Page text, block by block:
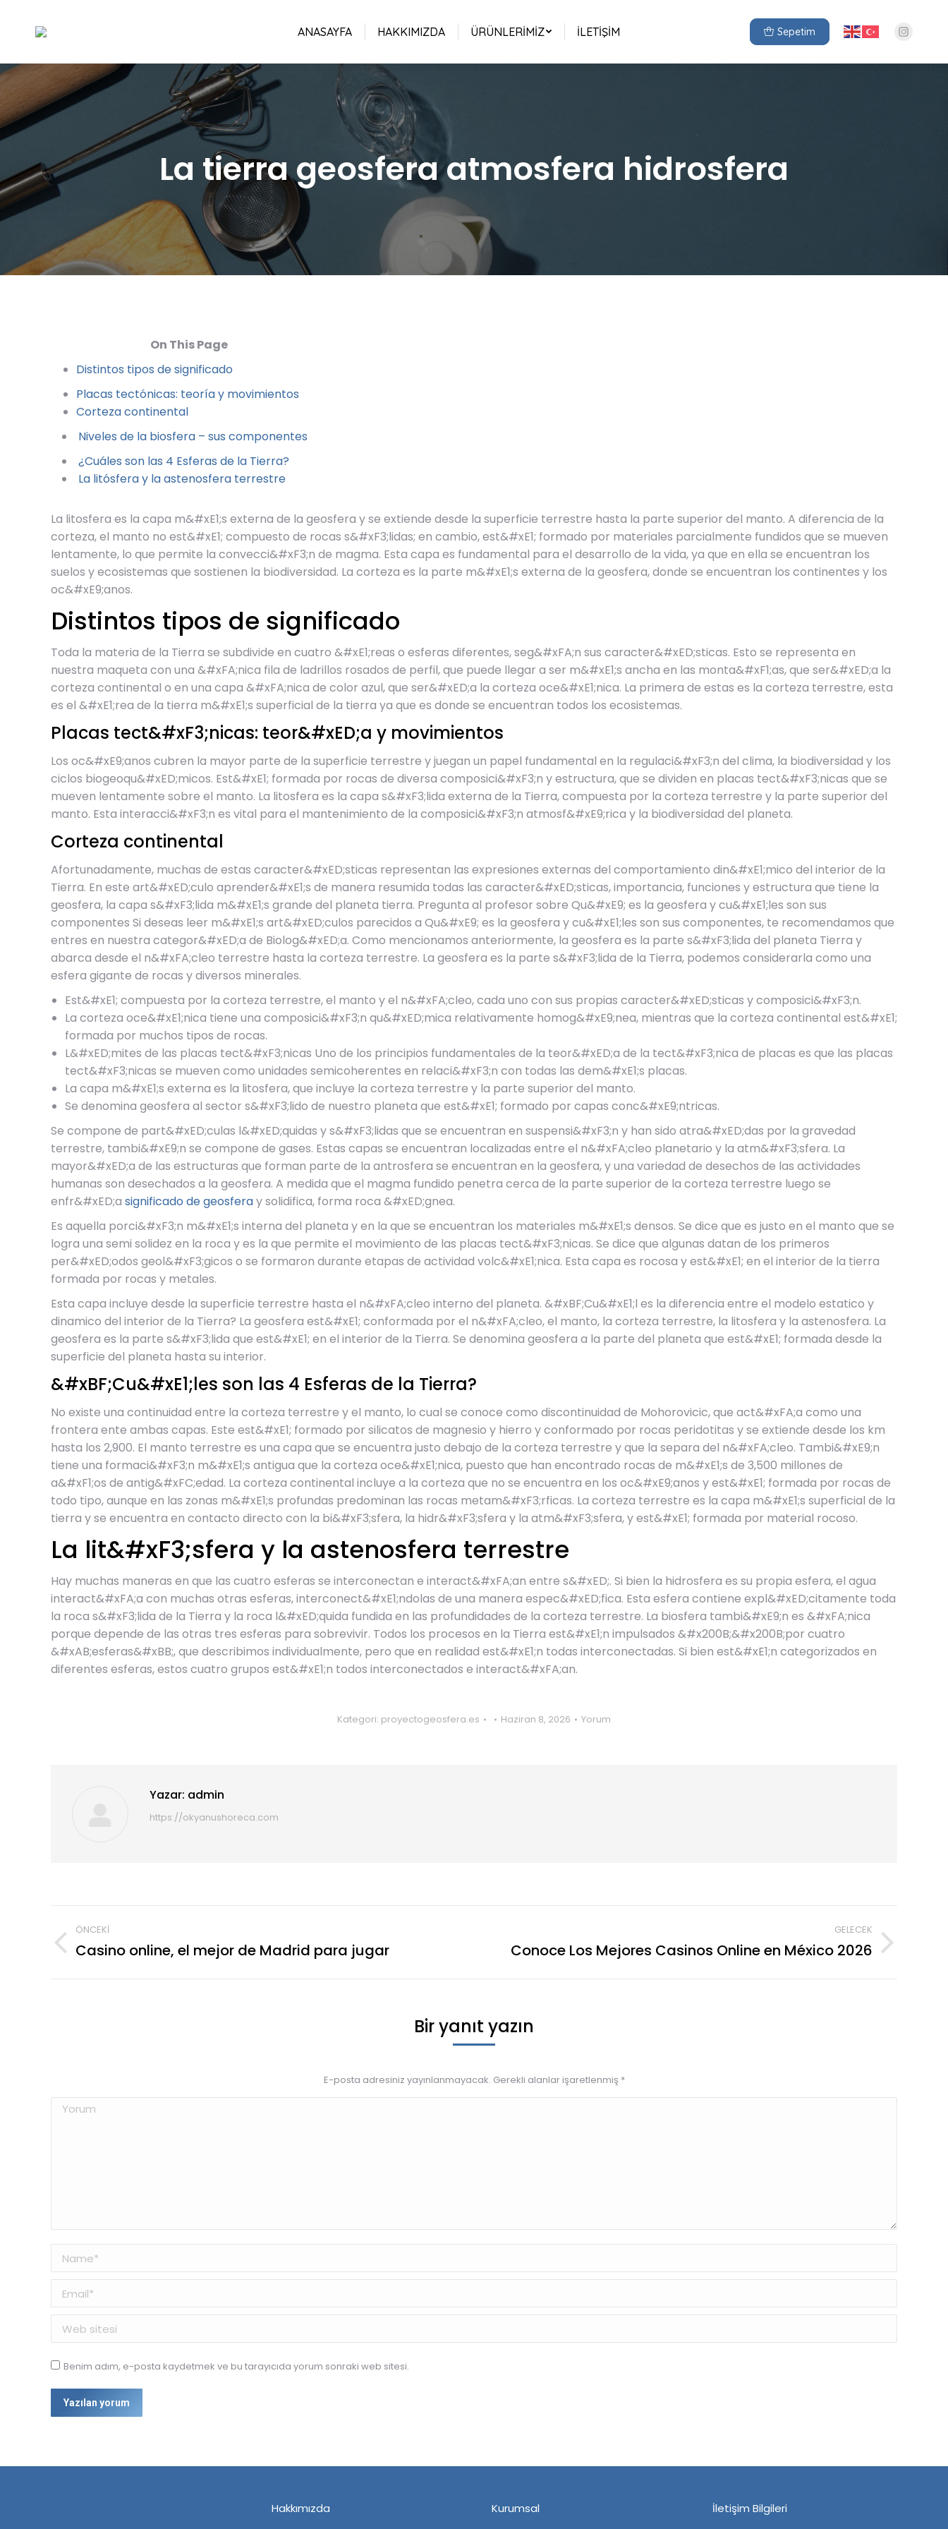
ANASAYFA HAKKIMIZDA ÜRÜNLERIMIZ İLETIŞIM Sepetim
La tierra geosfera atmosfera hidrosfera
On This Page
Distintos tipos de significado
Placas tectónicas: teoría y movimientos
Corteza continental
Niveles de la biosfera – sus componentes
¿Cuáles son las 4 Esferas de la Tierra?
La litósfera y la astenosfera terrestre
La litosfera es la capa m&#xE1;s externa de la geosfera y se extiende desde la superficie terrestre hasta la parte superior del manto. A diferencia de la
corteza, el manto no est&#xE1; compuesto de rocas s&#xF3;lidas; en cambio, est&#xE1; formado por materiales parcialmente fundidos que se mueven
lentamente, lo que permite la convecci&#xF3;n de magma. Esta capa es fundamental para el desarrollo de la vida, ya que en ella se encuentran los
suelos y ecosistemas que sostienen la biodiversidad. La corteza es la parte m&#xE1;s externa de la geosfera, donde se encuentran los continentes y los
oc&#xE9;anos.
Distintos tipos de significado
Toda la materia de la Tierra se subdivide en cuatro &#xE1;reas o esferas diferentes, seg&#xFA;n sus caracter&#xED;sticas. Esto se representa en
nuestra maqueta con una &#xFA;nica fila de ladrillos rosados de perfil, que puede llegar a ser m&#xE1;s ancha en las monta&#xF1;as, que ser&#xED;a la
corteza continental o en una capa &#xFA;nica de color azul, que ser&#xED;a la corteza oce&#xE1;nica. La primera de estas es la corteza terrestre, esta
es el &#xE1;rea de la tierra m&#xE1;s superficial de la tierra ya que es donde se encuentran todos los ecosistemas.
Placas tect&#xF3;nicas: teor&#xED;a y movimientos
Los oc&#xE9;anos cubren la mayor parte de la superficie terrestre y juegan un papel fundamental en la regulaci&#xF3;n del clima, la biodiversidad y los
ciclos biogeoqu&#xED;micos. Est&#xE1; formada por rocas de diversa composici&#xF3;n y estructura, que se dividen en placas tect&#xF3;nicas que se
mueven lentamente sobre el manto. La litosfera es la capa s&#xF3;lida externa de la Tierra, compuesta por la corteza terrestre y la parte superior del
manto. Esta interacci&#xF3;n es vital para el mantenimiento de la composici&#xF3;n atmosf&#xE9;rica y la biodiversidad del planeta.
Corteza continental
Afortunadamente, muchas de estas caracter&#xED;sticas representan las expresiones externas del comportamiento din&#xE1;mico del interior de la
Tierra. En este art&#xED;culo aprender&#xE1;s de manera resumida todas las caracter&#xED;sticas, importancia, funciones y estructura que tiene la
geosfera, la capa s&#xF3;lida m&#xE1;s grande del planeta tierra. Pregunta al profesor sobre Qu&#xE9; es la geosfera y cu&#xE1;les son sus
componentes Si deseas leer m&#xE1;s art&#xED;culos parecidos a Qu&#xE9; es la geosfera y cu&#xE1;les son sus componentes, te recomendamos que
entres en nuestra categor&#xED;a de Biolog&#xED;a. Como mencionamos anteriormente, la geosfera es la parte s&#xF3;lida del planeta Tierra y
abarca desde el n&#xFA;cleo terrestre hasta la corteza terrestre. La geosfera es la parte s&#xF3;lida de la Tierra, podemos considerarla como una
esfera gigante de rocas y diversos minerales.
Est&#xE1; compuesta por la corteza terrestre, el manto y el n&#xFA;cleo, cada uno con sus propias caracter&#xED;sticas y composici&#xF3;n.
La corteza oce&#xE1;nica tiene una composici&#xF3;n qu&#xED;mica relativamente homog&#xE9;nea, mientras que la corteza continental est&#xE1;
formada por muchos tipos de rocas.
L&#xED;mites de las placas tect&#xF3;nicas Uno de los principios fundamentales de la teor&#xED;a de la tect&#xF3;nica de placas es que las placas
tect&#xF3;nicas se mueven como unidades semicoherentes en relaci&#xF3;n con todas las dem&#xE1;s placas.
La capa m&#xE1;s externa es la litosfera, que incluye la corteza terrestre y la parte superior del manto.
Se denomina geosfera al sector s&#xF3;lido de nuestro planeta que est&#xE1; formado por capas conc&#xE9;ntricas.
Se compone de part&#xED;culas l&#xED;quidas y s&#xF3;lidas que se encuentran en suspensi&#xF3;n y han sido atra&#xED;das por la gravedad
terrestre, tambi&#xE9;n se compone de gases. Estas capas se encuentran localizadas entre el n&#xFA;cleo planetario y la atm&#xF3;sfera. La
mayor&#xED;a de las estructuras que forman parte de la antrosfera se encuentran en la geosfera, y una variedad de desechos de las actividades
humanas son desechados a la geosfera. A medida que el magma fundido penetra cerca de la parte superior de la corteza terrestre luego se
enfr&#xED;a significado de geosferay solidifica, forma roca &#xED;gnea.
Es aquella porci&#xF3;n m&#xE1;s interna del planeta y en la que se encuentran los materiales m&#xE1;s densos. Se dice que es justo en el manto que se
logra una semi solidez en la roca y es la que permite el movimiento de las placas tect&#xF3;nicas. Se dice que algunas datan de los primeros
per&#xED;odos geol&#xF3;gicos o se formaron durante etapas de actividad volc&#xE1;nica. Esta capa es rocosa y est&#xE1; en el interior de la tierra
formada por rocas y metales.
Esta capa incluye desde la superficie terrestre hasta el n&#xFA;cleo interno del planeta. &#xBF;Cu&#xE1;l es la diferencia entre el modelo estatico y
dinamico del interior de la Tierra? La geosfera est&#xE1; conformada por el n&#xFA;cleo, el manto, la corteza terrestre, la litosfera y la astenosfera. La
geosfera es la parte s&#xF3;lida que est&#xE1; en el interior de la Tierra. Se denomina geosfera a la parte del planeta que est&#xE1; formada desde la
superficie del planeta hasta su interior.
&#xBF;Cu&#xE1;les son las 4 Esferas de la Tierra?
No existe una continuidad entre la corteza terrestre y el manto, lo cual se conoce como discontinuidad de Mohorovicic, que act&#xFA;a como una
frontera ente ambas capas. Este est&#xE1; formado por silicatos de magnesio y hierro y conformado por rocas peridotitas y se extiende desde los km
hasta los 2,900. El manto terrestre es una capa que se encuentra justo debajo de la corteza terrestre y que la separa del n&#xFA;cleo. Tambi&#xE9;n
tiene una formaci&#xF3;n m&#xE1;s antigua que la corteza oce&#xE1;nica, puesto que han encontrado rocas de m&#xE1;s de 3,500 millones de
a&#xF1;os de antig&#xFC;edad. La corteza continental incluye a la corteza que no se encuentra en los oc&#xE9;anos y est&#xE1; formada por rocas de
todo tipo, aunque en las zonas m&#xE1;s profundas predominan las rocas metam&#xF3;rficas. La corteza terrestre es la capa m&#xE1;s superficial de la
tierra y se encuentra en contacto directo con la bi&#xF3;sfera, la hidr&#xF3;sfera y la atm&#xF3;sfera, y est&#xE1; formada por material rocoso.
La lit&#xF3;sfera y la astenosfera terrestre
Hay muchas maneras en que las cuatro esferas se interconectan e interact&#xFA;an entre s&#xED;. Si bien la hidrosfera es su propia esfera, el agua
interact&#xFA;a con muchas otras esferas, interconect&#xE1;ndolas de una manera espec&#xED;fica. Esta esfera contiene expl&#xED;citamente toda
la roca s&#xF3;lida de la Tierra y la roca l&#xED;quida fundida en las profundidades de la corteza terrestre. La biosfera tambi&#xE9;n es &#xFA;nica
porque depende de las otras tres esferas para sobrevivir. Todos los procesos en la Tierra est&#xE1;n impulsados &#x200B;&#x200B;por cuatro
&#xAB;esferas&#xBB;, que describimos individualmente, pero que en realidad est&#xE1;n todas interconectadas. Si bien est&#xE1;n categorizados en
diferentes esferas, estos cuatro grupos est&#xE1;n todos interconectados e interact&#xFA;an.
Kategori: proyectogeosfera.es Haziran 8, 2026 Yorum
Yazar: admin
https://okyanushoreca.com
ÖNCEKI
Casino online, el mejor de Madrid para jugar
GELECEK
Conoce Los Mejores Casinos Online en México 2026
Bir yanıt yazın
E-posta adresiniz yayınlanmayacak. Gerekli alanlar işaretlenmiş *
Yorum
Name *
Email *
Web sitesi
Benim adım, e-posta kaydetmek ve bu tarayıcıda yorum sonraki web sitesi.
Yazılan yorum
Hakkımızda Kurumsal İletişim Bilgileri